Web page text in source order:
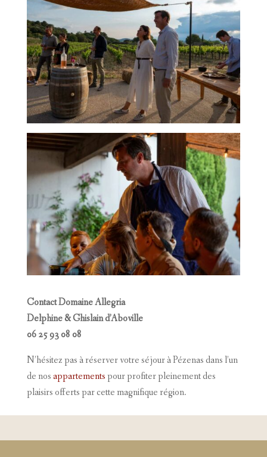
Contact Domaine Allegria
Delphine & Ghislain d’Aboville
06 25 93 08 08
N’hésitez pas à réserver votre séjour à Pézenas dans l’un
de nosappartementspour profiter pleinement des
plaisirs offerts par cette magnifique région.